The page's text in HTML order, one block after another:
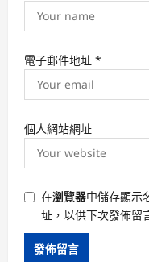
電子郵件地址 *
個人網站網址
在瀏覽器中儲存顯示
址，以供下次發佈留